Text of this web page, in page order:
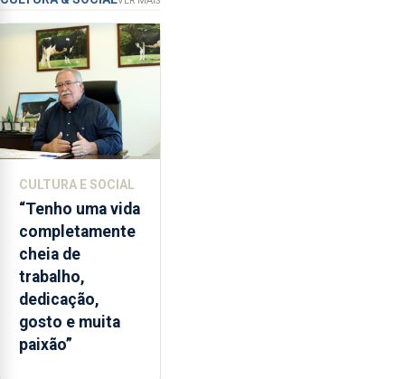
ilegal
lapas
2022
e
2026.
ilha
das
Flores
apresenta
um
“decréscimo
significativo”
da
instrumentos
CULTURA E SOCIAL
“Tenho uma vida
completamente
cheia de
trabalho,
dedicação,
gosto e muita
paixão”